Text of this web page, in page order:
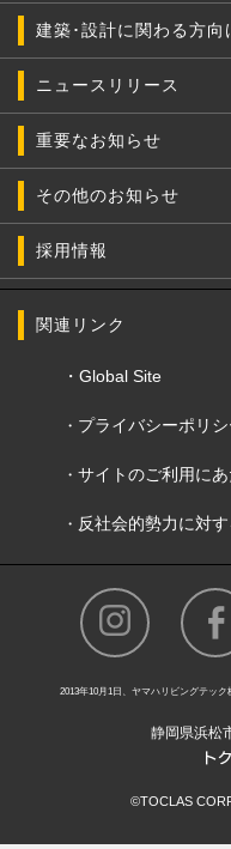
建築･設計に関わる方向
ニュースリリース
重要なお知らせ
その他のお知らせ
採用情報
関連リンク
Global Site
プライバシーポリシ
サイトのご利用に
反社会的勢力に対
2013年10月1日、ヤマハリビングテッ
静岡県浜松
©TOCLAS